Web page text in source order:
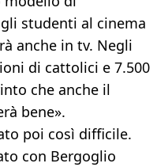
studenti al cinema
anche in tv. Negli
di cattolici e 7.500
che anche il
bene».
poi così difficile.
con Bergoglio